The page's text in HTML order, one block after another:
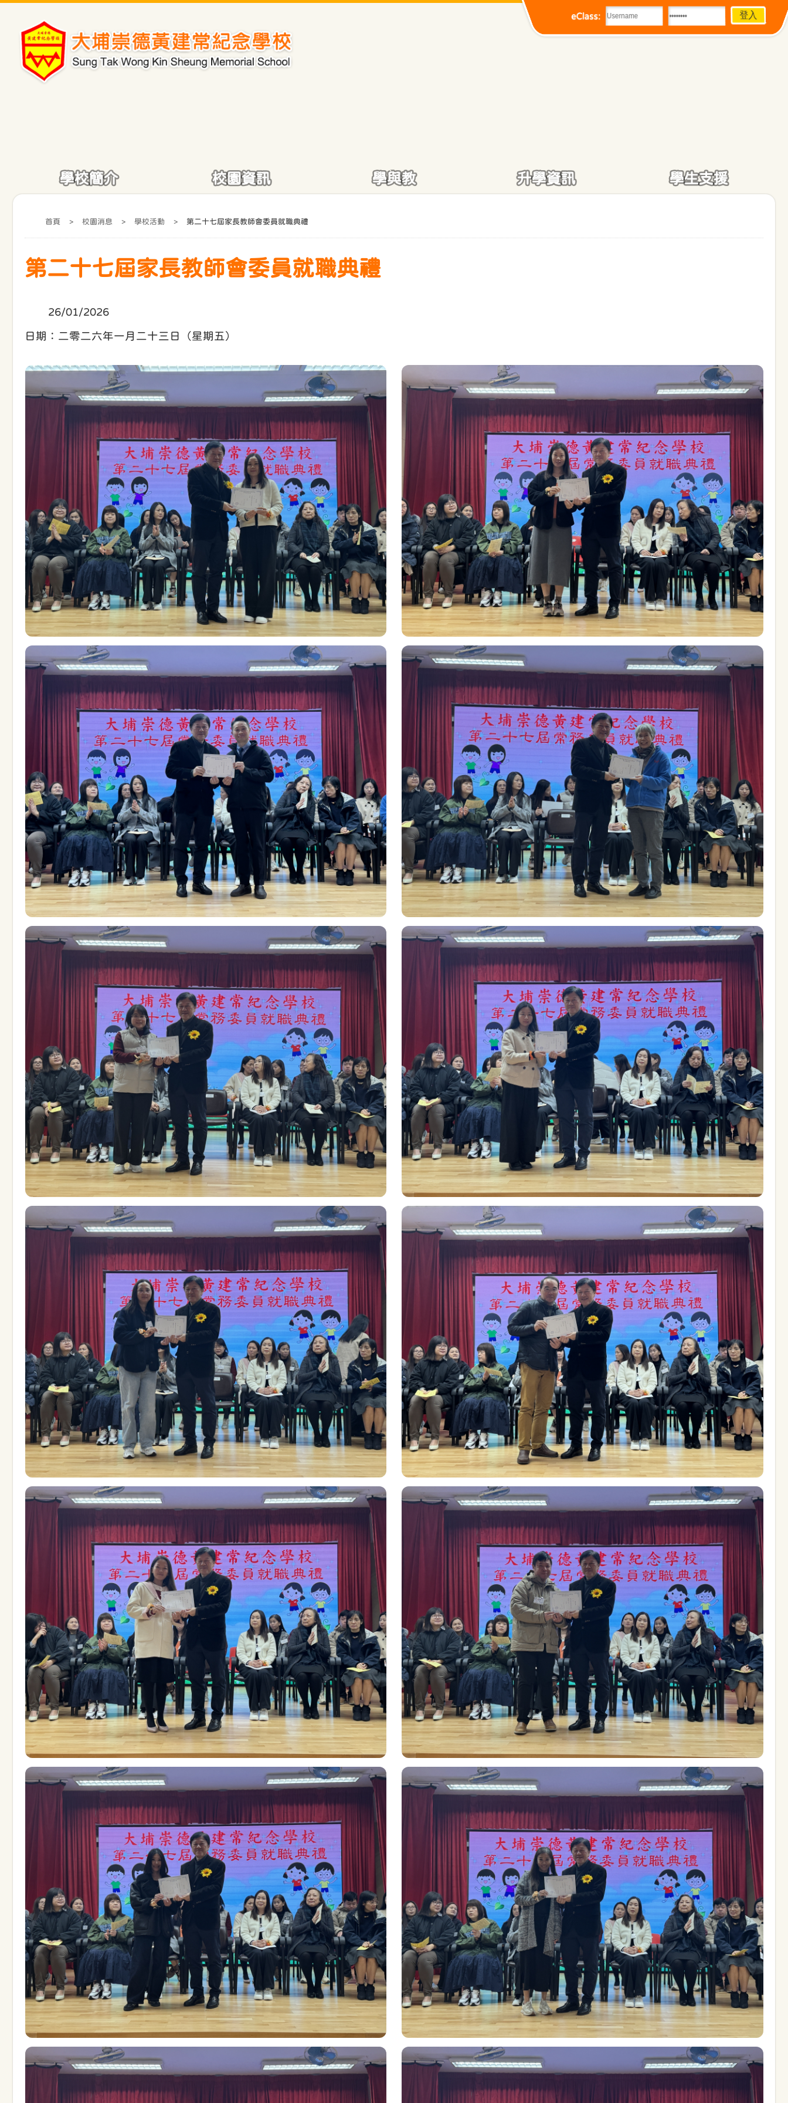
eClass:
學校簡介 校園資訊 學與教 升學資訊 學生支援
首頁 > 校園消息 > 學校活動 > 第二十七屆家長教師會委員就職典禮
第二十七屆家長教師會委員就職典禮
26/01/2026
日期：二零二六年一月二十三日（星期五）